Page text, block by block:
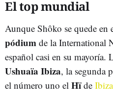
El top mundial
Aunque Shôko se quede en
pódium de la International
español casi en su mayoría.
Ushuaïa Ibiza, la segunda
el número uno el Hïde Ibiza